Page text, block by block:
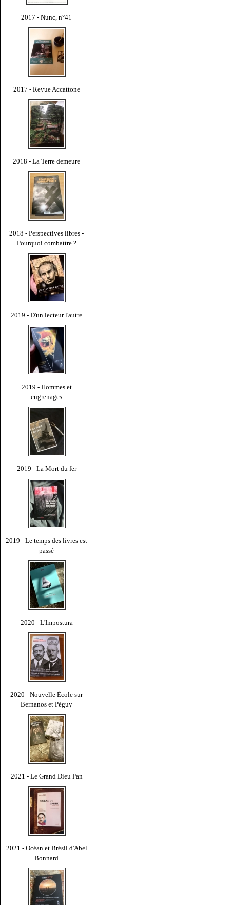
2017 - Nunc, n°41
2017 - Revue Accattone
2018 - La Terre demeure
2018 - Perspectives libres -
Pourquoi combattre ?
2019 - D'un lecteur l'autre
2019 - Hommes et
engrenages
2019 - La Mort du fer
2019 - Le temps des livres est
passé
2020 - L'Impostura
2020 - Nouvelle École sur
Bernanos et Péguy
2021 - Le Grand Dieu Pan
2021 - Océan et Brésil d'Abel
Bonnard